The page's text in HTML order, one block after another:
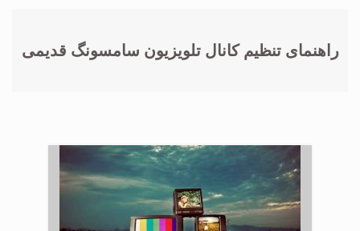
راهنمای تنظیم کانال تلویزیون سامسونگ قدیمی